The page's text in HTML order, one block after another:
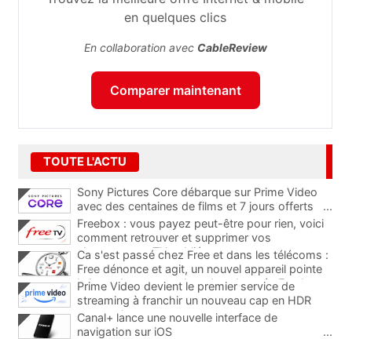
en quelques clics
En collaboration avec CableReview
Comparer maintenant
TOUTE L'ACTU
Sony Pictures Core débarque sur Prime Video
avec des centaines de films et 7 jours offerts
...
Freebox : vous payez peut-être pour rien, voici
comment retrouver et supprimer vos
abonnements TV oubliés
...
Ca s'est passé chez Free et dans les télécoms :
Free dénonce et agit, un nouvel appareil pointe
le bout de son nez chez des abonnés Freebox...
Prime Video devient le premier service de
streaming à franchir un nouveau cap en HDR
avec ce lancement
Canal+ lance une nouvelle interface de
navigation sur iOS
...